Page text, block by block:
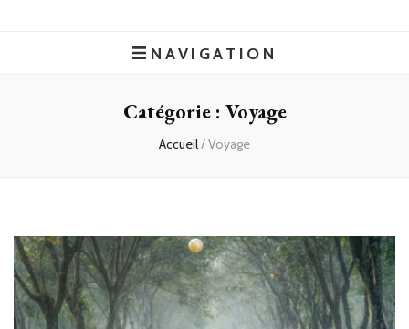
NAVIGATION
Catégorie : Voyage
Accueil/Voyage